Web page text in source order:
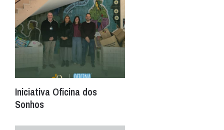
Iniciativa Oficina dos
Sonhos